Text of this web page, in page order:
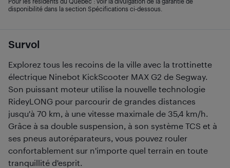
Survol
Explorez tous les recoins de la ville avec la trottinette
électrique Ninebot KickScooter MAX G2 de Segway.
Son puissant moteur utilise la nouvelle technologie
RideyLONG pour parcourir de grandes distances
jusqu'à 70 km, à une vitesse maximale de 35,4 km/h.
Grâce à sa double suspension, à son système TCS et à
ses pneus autoréparateurs, vous pouvez rouler
confortablement sur n'importe quel terrain en toute
tranquillité d'esprit.
disponibilité dans la section Spécifications ci-dessous.